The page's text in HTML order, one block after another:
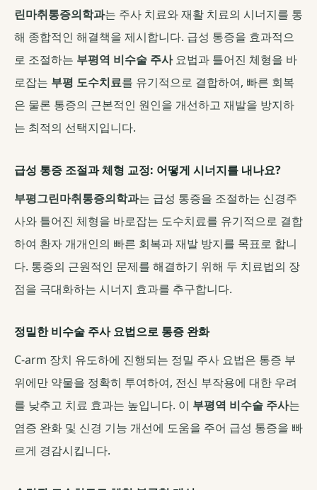
린마취통증의학과는 주사 치료와 재활 치료의 시너지를 통
해 종합적인 해결책을 제시합니다. 급성 통증을 효과적으
로 조절하는 부평역 비수술 주사요법과 틀어진 체형을 바
로잡는 부평 도수치료를 유기적으로 결합하여, 빠른 회복
은 물론 통증의 근본적인 원인을 개선하고 재발을 방지하
는 최적의 선택지입니다.
급성 통증 조절과 체형 교정: 어떻게 시너지를 내나요?
부평그린마취통증의학과는 급성 통증을 조절하는 신경주
사와 틀어진 체형을 바로잡는 도수치료를 유기적으로 결합
하여 환자 개개인의 빠른 회복과 재발 방지를 목표로 합니
다. 통증의 근원적인 문제를 해결하기 위해 두 치료법의 장
점을 극대화하는 시너지 효과를 추구합니다.
정밀한 비수술 주사 요법으로 통증 완화
C-arm 장치 유도하에 진행되는 정밀 주사 요법은 통증 부
위에만 약물을 정확히 투여하여, 전신 부작용에 대한 우려
를 낮추고 치료 효과는 높입니다. 이 부평역 비수술 주사는
염증 완화 및 신경 기능 개선에 도움을 주어 급성 통증을 빠
르게 경감시킵니다.